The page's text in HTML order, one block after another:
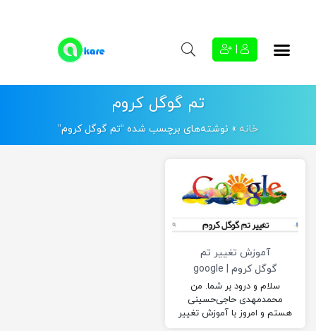
تم گوگل کروم
خانه » نوشته‌های برچسب شده “تم گوگل کروم”
آموزش تغییر تم
گوگل کروم | google
chrome theme
سلام و درود بر شما. من
محمدمهدی حاجی‌حسینی
هستم و امروز با آموزش تغییر